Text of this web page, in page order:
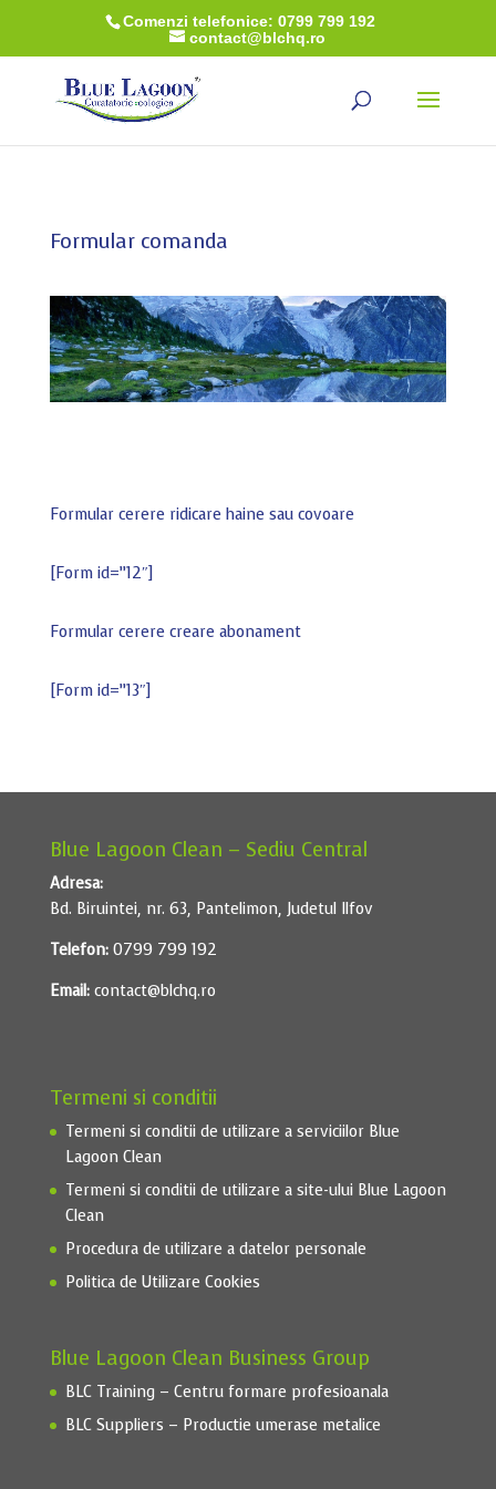
Comenzi telefonice: 0799 799 192
contact@blchq.ro
Formular comanda
Formular cerere ridicare haine sau covoare
[Form id=”12″]
Formular cerere creare abonament
[Form id=”13″]
Blue Lagoon Clean – Sediu Central
Adresa:
Bd. Biruintei, nr. 63, Pantelimon, Judetul Ilfov
Telefon:0799 799 192
Email: contact@blchq.ro
Termeni si conditii
Termeni si conditii de utilizare a serviciilor Blue
Lagoon Clean
Termeni si conditii de utilizare a site-ului Blue Lagoon
Clean
Procedura de utilizare a datelor personale
Politica de Utilizare Cookies
Blue Lagoon Clean Business Group
BLC Training – Centru formare profesioanala
BLC Suppliers – Productie umerase metalice